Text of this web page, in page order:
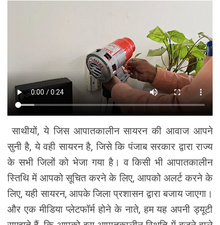
साथीयों, ये जिस आपातकालीन सायरन की आवाज आपने
सुनी है, ये वही सायरन है, जिसे कि पंजाब सरकार द्वारा राज्य
के सभी जिलों को भेजा गया है। व किसी भी आपातकालीन
स्तिथि में आपको सूचित करने के लिए, आपको अलर्ट करने के
लिए, यही सायरन, आपके जिला प्रशासन द्वारा बजाय जाएगा।
और एक मीडिया प्लेटफॉर्म होने के नाते, हम यह अपनी ड्यूटी